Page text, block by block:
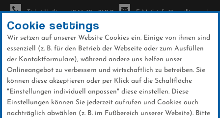
Direkt
zum
Inhalt
Ticket-Hotline: +49 56 32 - 960-0 E-Mail: info@sc-willingen.de
News
Cookie settings
Wir setzen auf unserer Website Cookies ein. Einige von ihnen sind
essenziell (z. B. für den Betrieb der Webseite oder zum Ausfüllen
der Kontaktformulare), während andere uns helfen unser
Onlineangebot zu verbessern und wirtschaftlich zu betreiben. Sie
können diese akzeptieren oder per Klick auf die Schaltfläche
"Einstellungen individuell anpassen" diese einstellen. Diese
Einstellungen können Sie jederzeit aufrufen und Cookies auch
nachträglich abwählen (z. B. im Fußbereich unserer Website). Bitte